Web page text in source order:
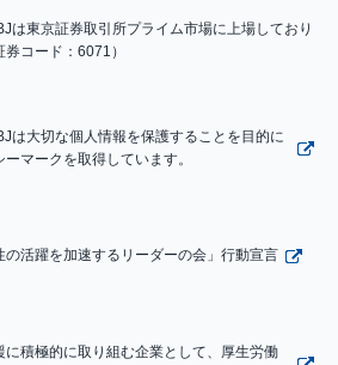
は東京証券取引所プライム市場に上場しており
券コード：6071）
は大切な個人情報を保護することを目的に
ーマークを取得しています。
の活躍を加速するリーダーの会」行動宣言
に積極的に取り組む企業として、厚生労働